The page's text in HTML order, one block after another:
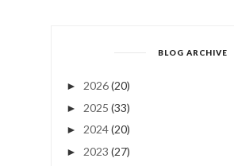
BLOG ARCHIVE
► 2026(20)
► 2025 (33)
► 2024(20)
► 2023 (27)